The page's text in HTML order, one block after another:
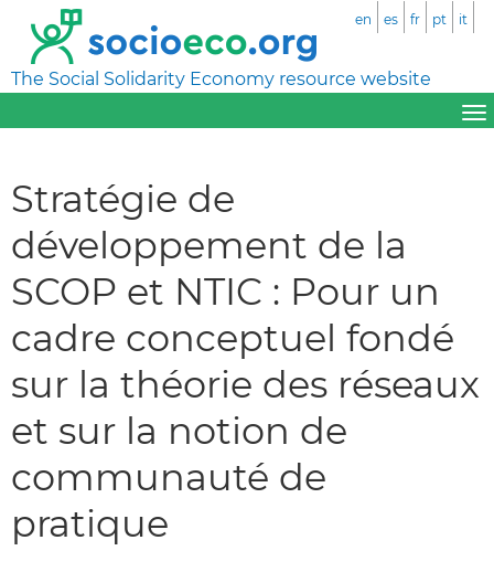
The Social Solidarity Economy resource website
en es fr pt it
Stratégie de
développement de la
SCOP et NTIC : Pour un
cadre conceptuel fondé
sur la théorie des réseaux
et sur la notion de
communauté de
pratique